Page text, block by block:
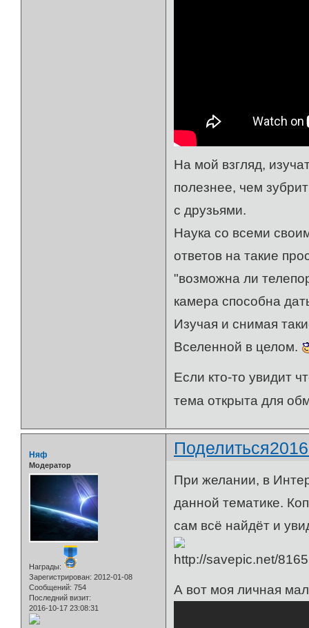
На мой взгляд,
полезнее, чем
с друзьями.
Наука со всеми
ответов на такие
"возможна ли
камера способна
Изучая и снимая
Вселенной в целом.
Если кто-то увидит
тема открыта для
Поделиться
Няф
Модератор
Награды:
Зарегистрирован: 2012-01-08
Сообщений: 754
Последний визит:
2016-10-17 23:08:31
При желании, в
данной тематике.
сам всё найдёт и
А вот моя личная